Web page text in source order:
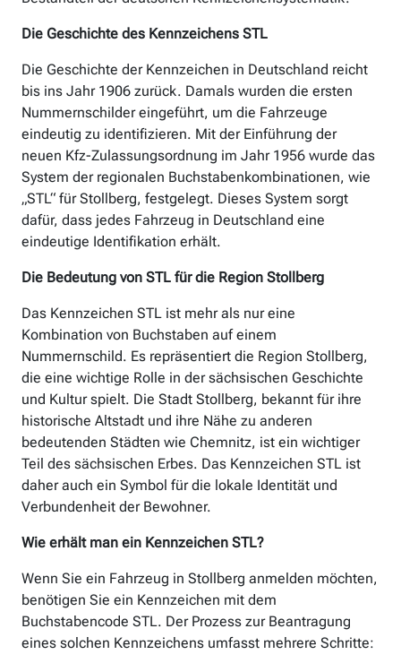
Die Geschichte des Kennzeichens STL
Die Geschichte der Kennzeichen in Deutschland reicht
bis ins Jahr 1906 zurück. Damals wurden die ersten
Nummernschilder eingeführt, um die Fahrzeuge
eindeutig zu identifizieren. Mit der Einführung der
neuen Kfz-Zulassungsordnung im Jahr 1956 wurde das
System der regionalen Buchstabenkombinationen, wie
„STL“ für Stollberg, festgelegt. Dieses System sorgt
dafür, dass jedes Fahrzeug in Deutschland eine
eindeutige Identifikation erhält.
Die Bedeutung von STL für die Region Stollberg
Das Kennzeichen STL ist mehr als nur eine
Kombination von Buchstaben auf einem
Nummernschild. Es repräsentiert die Region Stollberg,
die eine wichtige Rolle in der sächsischen Geschichte
und Kultur spielt. Die Stadt Stollberg, bekannt für ihre
historische Altstadt und ihre Nähe zu anderen
bedeutenden Städten wie Chemnitz, ist ein wichtiger
Teil des sächsischen Erbes. Das Kennzeichen STL ist
daher auch ein Symbol für die lokale Identität und
Verbundenheit der Bewohner.
Wie erhält man ein Kennzeichen STL?
Wenn Sie ein Fahrzeug in Stollberg anmelden möchten,
benötigen Sie ein Kennzeichen mit dem
Buchstabencode STL. Der Prozess zur Beantragung
eines solchen Kennzeichens umfasst mehrere Schritte: